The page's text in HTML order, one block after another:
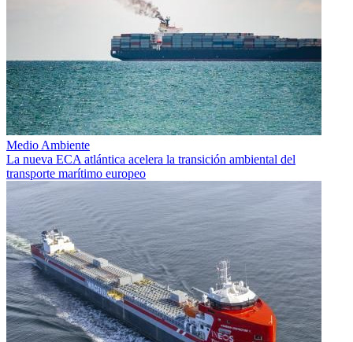
Medio Ambiente
La nueva ECA atlántica acelera la transición ambiental del
transporte marítimo europeo